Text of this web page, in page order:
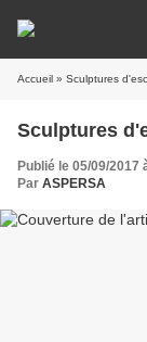
Accueil » Sculptures
Sculptures
Publié le 05/09/2017
Par ASPERSA